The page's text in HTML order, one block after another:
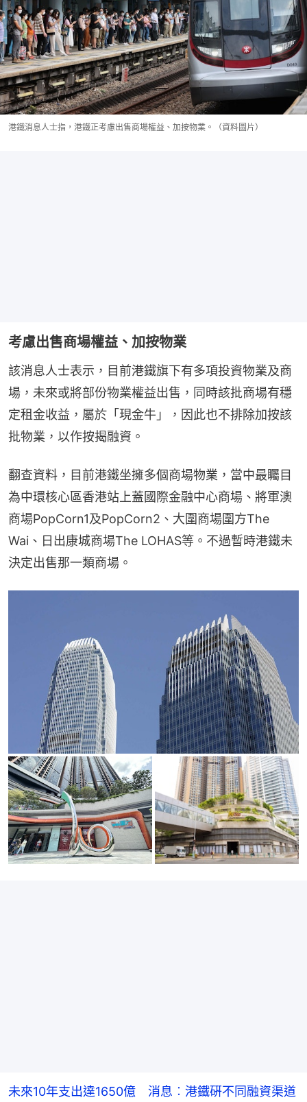
港鐵消息人士指，港鐵正考慮出售商場權益、加按物業。（資料圖片）
考慮出售商場權益、加按物業
該消息人士表示，目前港鐵旗下有多項投資物業及商
場，未來或將部份物業權益出售，同時該批商場有穩
定租金收益，屬於「現金牛」，因此也不排除加按該
批物業，以作按揭融資。
翻查資料，目前港鐵坐擁多個商場物業，當中最矚目
為中環核心區香港站上蓋國際金融中心商場、將軍澳
商場PopCorn1及PopCorn2、大圍商場圍方The
Wai、日出康城商場The LOHAS等。不過暫時港鐵未
決定出售那一類商場。
未來10年支出達1650億 消息︰港鐵硏不同融資渠道